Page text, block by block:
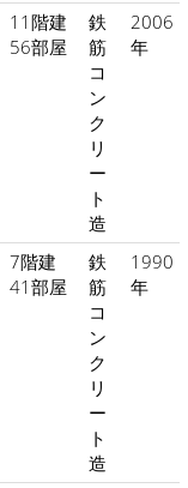
11階建
56部屋
鉄
筋
コ
ン
ク
リ
ー
ト
造
2006
年
7階建
41部屋
鉄
筋
コ
ン
ク
リ
ー
ト
造
1990
年